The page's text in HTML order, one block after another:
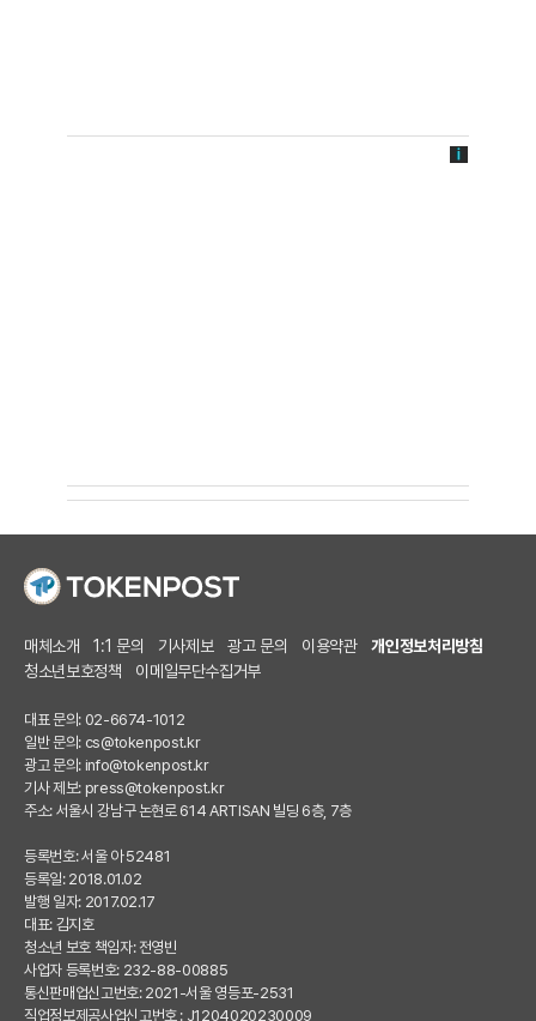
매체소개 1:1 문의 기사제보 광고 문의 이용약관
개인정보처리방침
청소년보호정책
이메일무단수집거부
대표 문의: 02-6674-1012
일반 문의: cs@tokenpost.kr
광고 문의: info@tokenpost.kr
기사 제보: press@tokenpost.kr
주소: 서울시 강남구 논현로 614 ARTISAN 빌딩 6층, 7층
등록번호: 서울 아 52481
등록일: 2018.01.02
발행 일자: 2017.02.17
대표: 김지호
청소년 보호 책임자: 전영빈
사업자 등록번호: 232-88-00885
통신판매업신고번호: 2021-서울 영등포-2531
직업정보제공사업신고번호 : J1204020230009